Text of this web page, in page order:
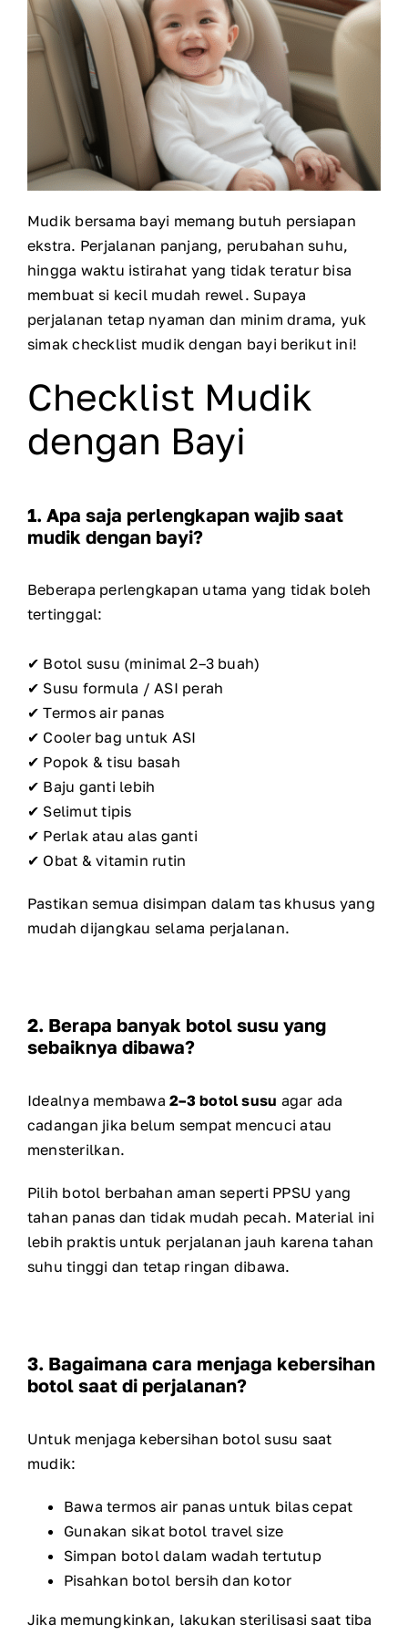
Mudik bersama bayi memang butuh persiapan
ekstra. Perjalanan panjang, perubahan suhu,
hingga waktu istirahat yang tidak teratur bisa
membuat si kecil mudah rewel. Supaya
perjalanan tetap nyaman dan minim drama, yuk
simak checklist mudik dengan bayi berikut ini!
Checklist Mudik
dengan Bayi
1. Apa saja perlengkapan wajib saat
mudik dengan bayi?
Beberapa perlengkapan utama yang tidak boleh
tertinggal:
✔ Botol susu (minimal 2–3 buah)
✔ Susu formula / ASI perah
✔ Termos air panas
✔ Cooler bag untuk ASI
✔ Popok & tisu basah
✔ Baju ganti lebih
✔ Selimut tipis
✔ Perlak atau alas ganti
✔ Obat & vitamin rutin
Pastikan semua disimpan dalam tas khusus yang
mudah dijangkau selama perjalanan.
2. Berapa banyak botol susu yang
sebaiknya dibawa?
Idealnya membawa2–3 botol susu agar ada
cadangan jika belum sempat mencuci atau
mensterilkan.
Pilih botol berbahan aman seperti PPSU yang
tahan panas dan tidak mudah pecah. Material ini
lebih praktis untuk perjalanan jauh karena tahan
suhu tinggi dan tetap ringan dibawa.
3. Bagaimana cara menjaga kebersihan
botol saat di perjalanan?
Untuk menjaga kebersihan botol susu saat
mudik:
Bawa termos air panas untuk bilas cepat
Gunakan sikat botol travel size
Simpan botol dalam wadah tertutup
Pisahkan botol bersih dan kotor
Jika memungkinkan, lakukan sterilisasi saat tiba